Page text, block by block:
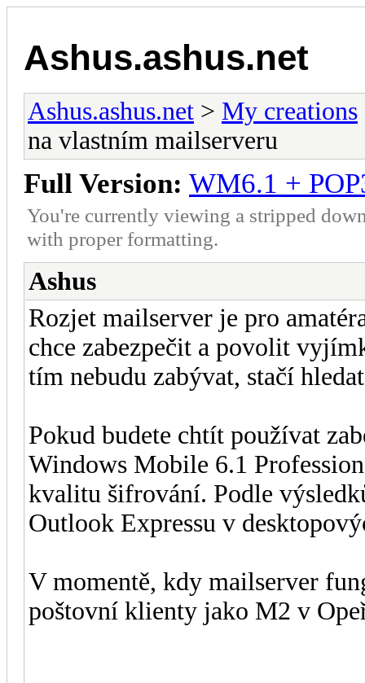
Ashus.ashus.net
Ashus.ashus.net > My creations
na vlastním mailserveru
Full Version: WM6.1 +
You're currently viewing a stripped
with proper formatting.
Ashus
Rozjet mailserver je pro
chce zabezpečit a povolit
tím nebudu zabývat, stačí
Pokud budete chtít používat
Windows Mobile 6.1
kvalitu šifrování. Podle
Outlook Expressu v
V momentě, kdy mailserver
poštovní klienty jako M2 v